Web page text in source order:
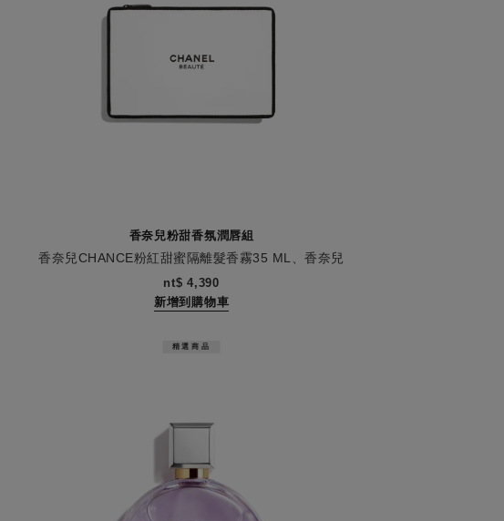
香奈兒粉甜香氛潤唇組
香奈兒CHANCE粉紅甜蜜隔離髮香霧35 ML、香奈兒
COCO持色潤唇膏#914焦糖、限量收納包
nt$ 4,390
新增到購物車
精選商品